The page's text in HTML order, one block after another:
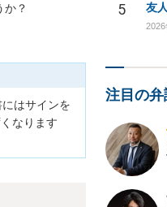
か？
はサインを
なります
5
2026
注目の